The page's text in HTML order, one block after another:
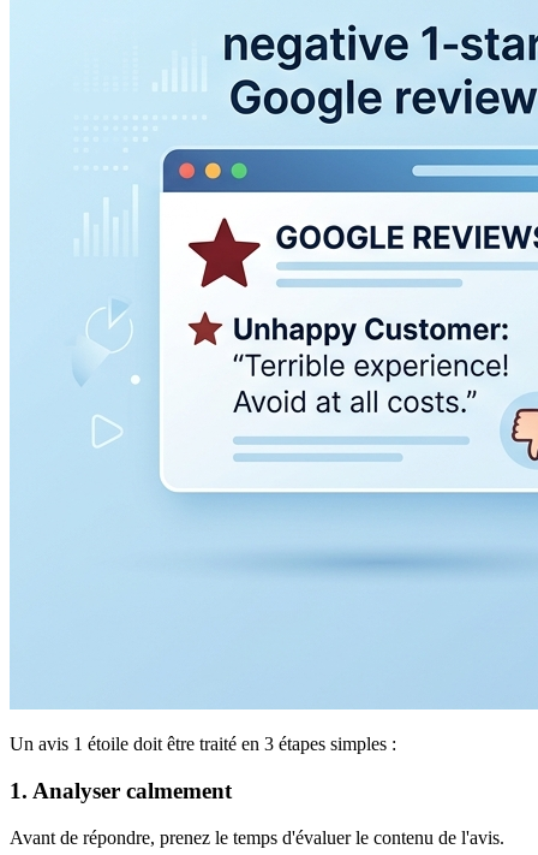
Un avis 1 étoile doit être traité en 3 étapes simples :
1. Analyser calmement
Avant de répondre, prenez le temps d'évaluer le contenu de l'avis.